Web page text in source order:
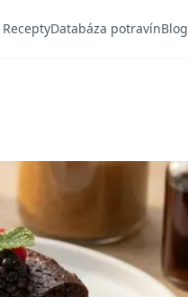
ReceptyDatabáza potravínBlog